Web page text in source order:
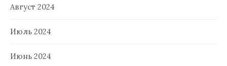
Август 2024
Июль 2024
Июнь 2024